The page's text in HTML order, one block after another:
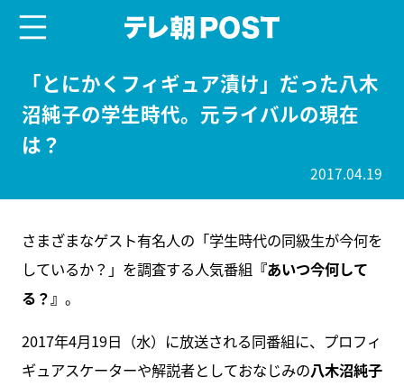
「とにかくフィギュア漬け」だった八木
沼純子の学生時代。元ライバルの現在
は？
2017.04.19
さまざまなゲスト有名人の「学生時代の同級生が今何を
しているか？」を調査する人気番組 『あいつ今何して
る？』 。
2017年4月19日（水）に放送される同番組に、プロフィ
ギュアスケーターや解説者としておなじみの八木沼純子